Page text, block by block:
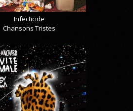
Infecticide
Chansons Tristes